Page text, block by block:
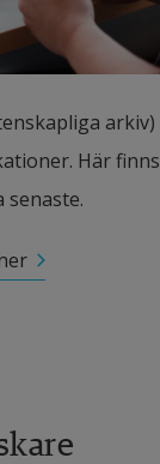
arkiv)
Här finns
senaste.